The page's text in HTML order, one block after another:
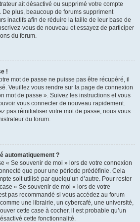
ait désactivé ou supprimé votre compte
plus, beaucoup de forums suppriment
inactifs afin de réduire la taille de leur base de
vous de nouveau et essayez de participer
du forum.
!
mot de passe ne puisse pas être récupéré, il
Veuillez vous rendre sur la page de connexion
mot de passe ». Suivez les instructions et vous
vous connecter de nouveau rapidement.
pas réinitialiser votre mot de passe, nous vous
du forum.
automatiquement ?
« Se souvenir de moi » lors de votre connexion
que pour une période prédéfinie. Cela
soit utilisé par quelqu’un d’autre. Pour rester
« Se souvenir de moi » lors de votre
pas recommandé si vous accédez au forum
une librairie, un cybercafé, une université,
cette case à cocher, il est probable qu’un
cette fonctionnalité.